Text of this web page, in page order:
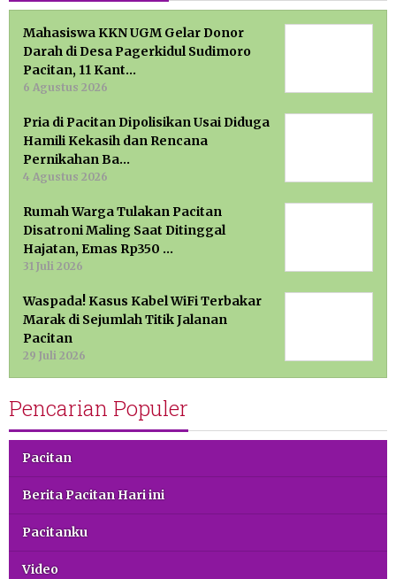
Mahasiswa KKN UGM Gelar Donor
Darah di Desa Pagerkidul Sudimoro
Pacitan, 11 Kant…
6 Agustus 2026
Pria di Pacitan Dipolisikan Usai Diduga
Hamili Kekasih dan Rencana
Pernikahan Ba…
4 Agustus 2026
Rumah Warga Tulakan Pacitan
Disatroni Maling Saat Ditinggal
Hajatan, Emas Rp350 …
31 Juli 2026
Waspada! Kasus Kabel WiFi Terbakar
Marak di Sejumlah Titik Jalanan
Pacitan
29 Juli 2026
Pencarian Populer
Pacitan
Berita Pacitan Hari ini
Pacitanku
Video